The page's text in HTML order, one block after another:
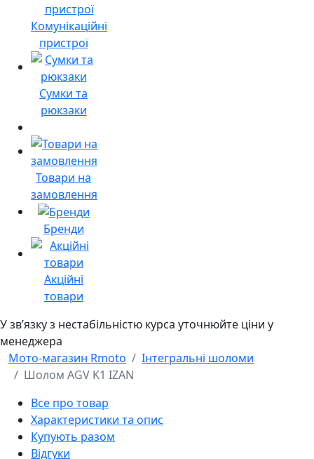
Комунікаційні
пристрої
Сумки та
рюкзаки
Товари на
замовлення
Бренди
Акційні
товари
У звʼязку з нестабільністю курса уточнюйте ціни у
менеджера
Мото-магазин Rmoto
Інтегральні шоломи
Шолом AGV K1 IZAN
Все про товар
Характеристики та опис
Купують разом
Відгуки